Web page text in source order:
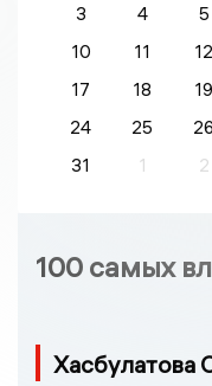
3
4 5
10
11 12
17
18 19
24
25 26
31
1 2
100 самых
Хасбулатова